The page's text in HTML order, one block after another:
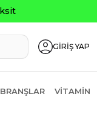
GİRİŞ YAP
BRANŞLAR VITAMIN